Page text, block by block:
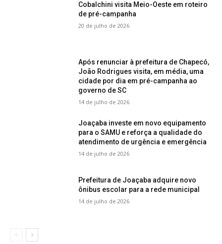
Cobalchini visita Meio-Oeste em roteiro
de pré-campanha
20 de julho de 2026
Após renunciar à prefeitura de Chapecó,
João Rodrigues visita, em média, uma
cidade por dia em pré-campanha ao
governo de SC
14 de julho de 2026
Joaçaba investe em novo equipamento
para o SAMU e reforça a qualidade do
atendimento de urgência e emergência
14 de julho de 2026
Prefeitura de Joaçaba adquire novo
ônibus escolar para a rede municipal
14 de julho de 2026